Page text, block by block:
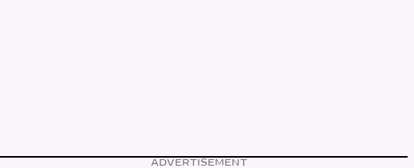
ADVERTISEMENT